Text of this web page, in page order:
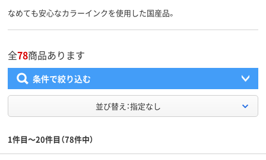
なめても安心なカラーインクを使用した国産品。
全78商品あります
条件で絞り込む
並び替え：指定なし
1件目～20件目（78件中）